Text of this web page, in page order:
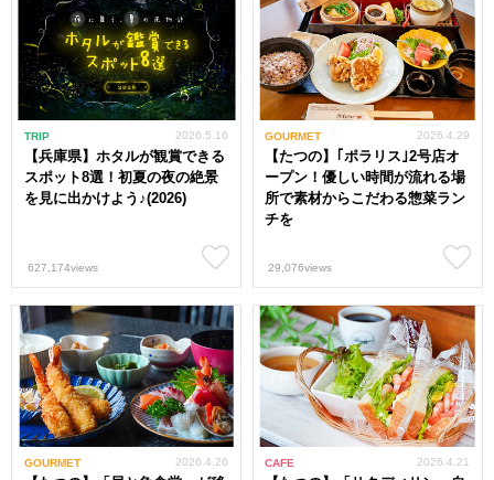
TRIP
【兵庫県】ホタルが観賞できる
スポット8選！初夏の夜の絶景
を見に出かけよう♪(2026)
2026.5.16
627,174views
GOURMET
【たつの】｢ポラリス｣2号店オ
ープン！優しい時間が流れる場
所で素材からこだわる惣菜ラン
チを
2026.4.29
29,076views
GOURMET 2026.4.26 CAFE 2026.4.21